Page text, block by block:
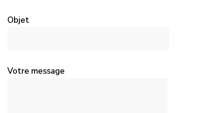
Objet
Votre message